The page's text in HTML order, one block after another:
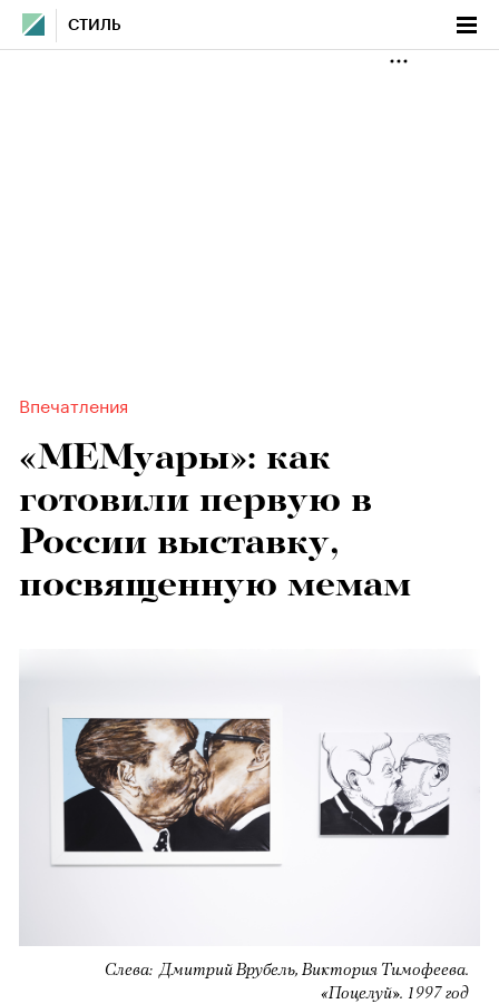
СТИЛЬ
Впечатления
«МЕМуары»: как
готовили первую в
России выставку,
посвященную мемам
Слева: Дмитрий Врубель, Виктория Тимофеева.
«Поцелуй». 1997 год